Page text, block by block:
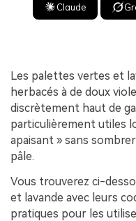
Claude
Les palettes vertes et
herbacés à de doux
discrètement haut de
particulièrement utiles
apaisant » sans
pâle.
Vous trouverez ci-
et lavande avec leurs
pratiques pour les